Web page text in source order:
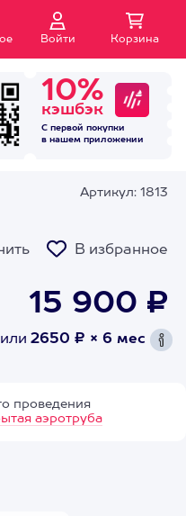
Войти Корзина
10%
кэшбэк
С первой покупки
в нашем приложении
Артикул: 1813
В избранное
15 900 ₽
или 2650 ₽ × 6 мес
проведения
аэротруба